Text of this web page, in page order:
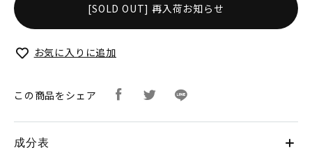
[SOLD OUT] 再入荷お知らせ
お気に入りに追加
この商品をシェア
成分表